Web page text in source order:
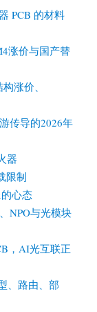
PCB 的材料
涨价与国产替
涨价、
传导的2026年
器
限制
心态
NPO与光模块
，AI光互联正
、路由、部